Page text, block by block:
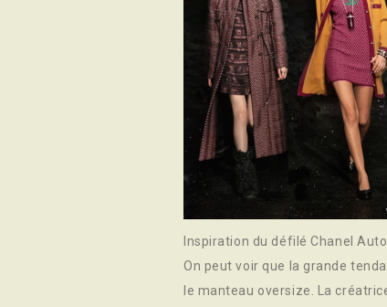
Inspiration du défilé Chanel
On peut voir que la grande
le manteau oversize. La